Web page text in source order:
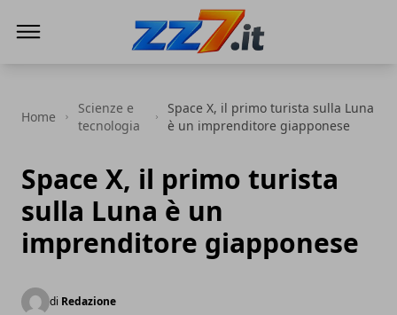
Home
Scienze e
tecnologia
Space X, il primo turista sulla Luna
è un imprenditore giapponese
Space X, il primo turista
sulla Luna è un
imprenditore giapponese
di Redazione